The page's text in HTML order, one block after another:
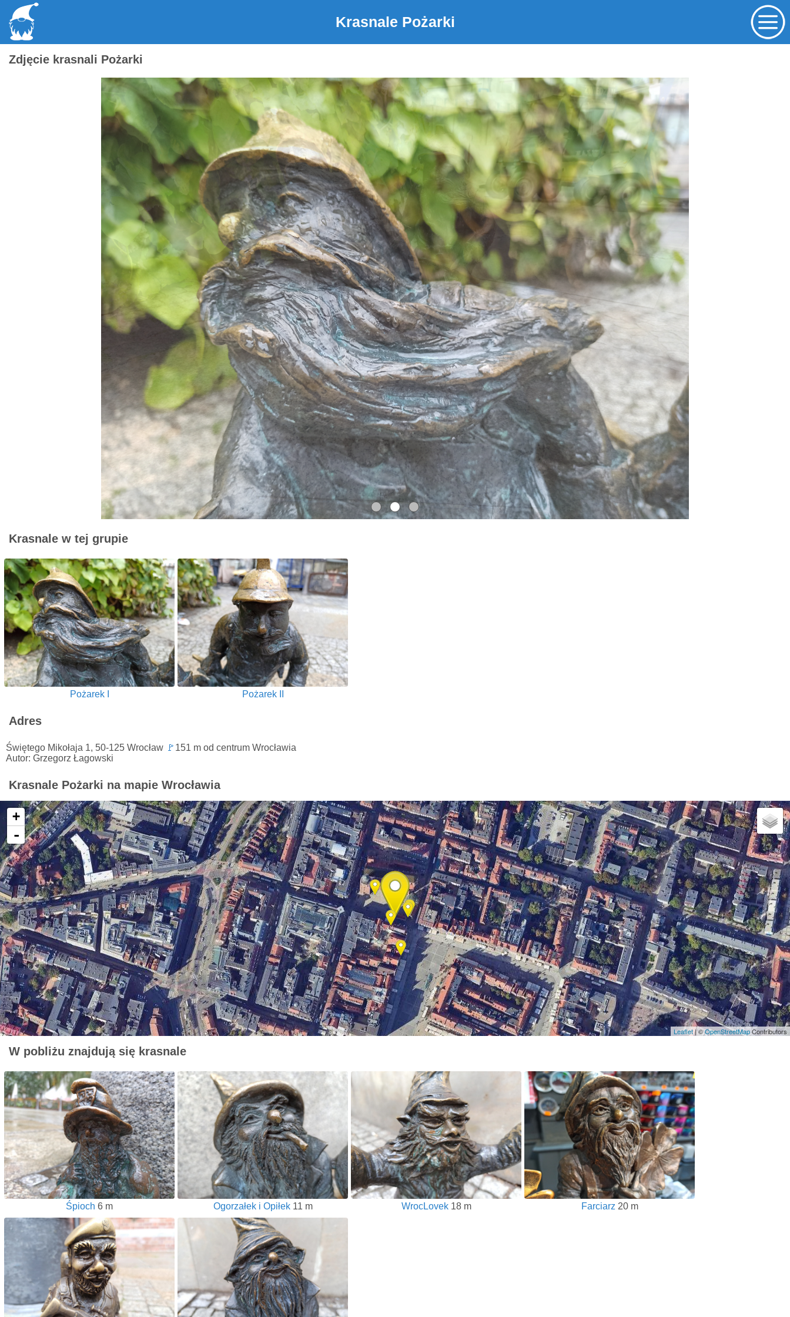
Krasnale Pożarki
Zdjęcie krasnali Pożarki
Krasnale w tej grupie
Pożarek I Pożarek II
Adres
Świętego Mikołaja 1, 50-125 Wrocław 🚩 151 m od centrum Wrocławia
Autor: Grzegorz Łagowski
Krasnale Pożarki na mapie Wrocławia
+
-
Leaflet| ©OpenStreetMapContributors
W pobliżu znajdują się krasnale
Śpioch 6 m Ogorzałek i Opiłek11 m WrocLovek18 m Farciarz 20 m